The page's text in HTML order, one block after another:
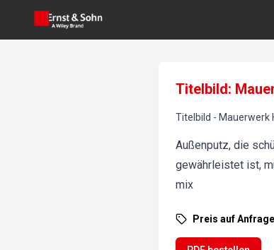
Titelbild:
Titelbild - Mauerwerk
Außenputz, die
gewährleistet ist,
mix
Preis auf Anfrage